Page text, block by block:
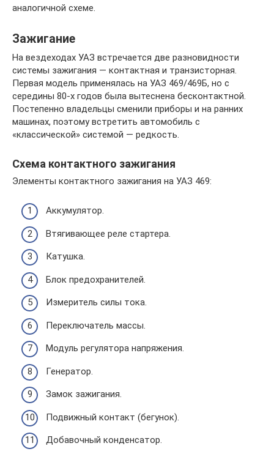
аналогичной схеме.
Зажигание
На вездеходах УАЗ встречается две разновидности
системы зажигания — контактная и транзисторная.
Первая модель применялась на УАЗ 469/469Б, но с
середины 80-х годов была вытеснена бесконтактной.
Постепенно владельцы сменили приборы и на ранних
машинах, поэтому встретить автомобиль с
«классической» системой — редкость.
Схема контактного зажигания
Элементы контактного зажигания на УАЗ 469:
Аккумулятор.
Втягивающее реле стартера.
Катушка.
Блок предохранителей.
Измеритель силы тока.
Переключатель массы.
Модуль регулятора напряжения.
Генератор.
Замок зажигания.
Подвижный контакт (бегунок).
Добавочный конденсатор.